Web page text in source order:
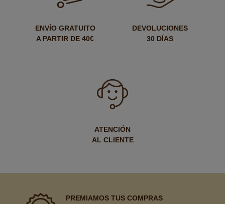
ENVÍO GRATUITO
A PARTIR DE 40€
DEVOLUCIONES
30 DÍAS
ATENCIÓN
AL CLIENTE
PREMIAMOS TUS COMPRAS